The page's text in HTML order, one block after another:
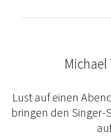
Lust auf einen
bringen den Singer-